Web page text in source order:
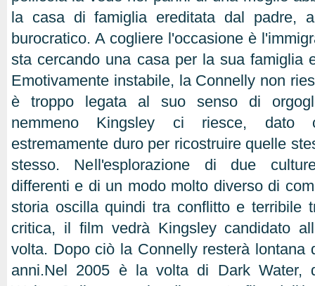
la casa di famiglia ereditata dal padre,
burocratico. A cogliere l'occasione è
sta cercando una casa per la sua famiglia
Emotivamente instabile, la Connelly non
è troppo legata al suo senso di
nemmeno Kingsley ci riesce, dato
estremamente duro per ricostruire quelle
stesso. Nell'esplorazione di due
differenti e di un modo molto diverso di
storia oscilla quindi tra conflitto e terribile
critica, il film vedrà Kingsley candidato
volta. Dopo ciò la Connelly resterà lontana
anni.Nel 2005 è la volta di Dark Water,